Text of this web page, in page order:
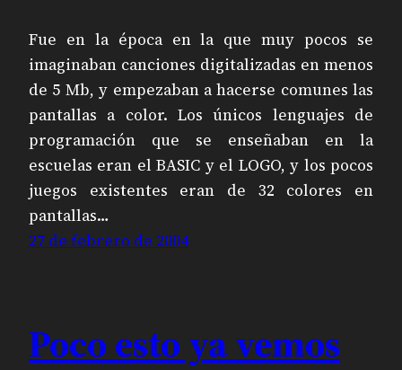
Fue en la época en la que muy pocos se
imaginaban canciones digitalizadas en menos
de 5 Mb, y empezaban a hacerse comunes las
pantallas a color. Los únicos lenguajes de
programación que se enseñaban en la
escuelas eran el BASIC y el LOGO, y los pocos
juegos existentes eran de 32 colores en
pantallas…
27 de febrero de 2004
Poco esto ya vemos